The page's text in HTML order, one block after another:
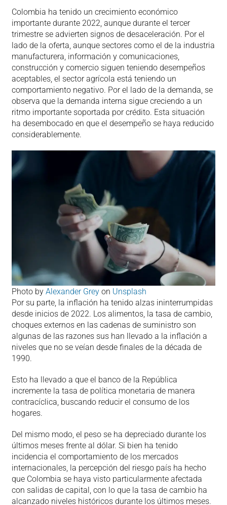
Colombia ha tenido un crecimiento económico
importante durante 2022, aunque durante el tercer
trimestre se advierten signos de desaceleración. Por el
lado de la oferta, aunque sectores como el de la industria
manufacturera, información y comunicaciones,
construcción y comercio siguen teniendo desempeños
aceptables, el sector agrícola está teniendo un
comportamiento negativo. Por el lado de la demanda, se
observa que la demanda interna sigue creciendo a un
ritmo importante soportada por crédito. Esta situación
ha desembocado en que el desempeño se haya reducido
considerablemente.
Photo by Alexander Grey on Unsplash
Por su parte, la inflación ha tenido alzas ininterrumpidas
desde inicios de 2022. Los alimentos, la tasa de cambio,
choques externos en las cadenas de suministro son
algunas de las razones sus han llevado a la inflación a
niveles que no se veían desde finales de la década de
1990.
Esto ha llevado a que el banco de la República
incremente la tasa de política monetaria de manera
contracíclica, buscando reducir el consumo de los
hogares.
Del mismo modo, el peso se ha depreciado durante los
últimos meses frente al dólar. Si bien ha tenido
incidencia el comportamiento de los mercados
internacionales, la percepción del riesgo país ha hecho
que Colombia se haya visto particularmente afectada
con salidas de capital, con lo que la tasa de cambio ha
alcanzado niveles históricos durante los últimos meses.